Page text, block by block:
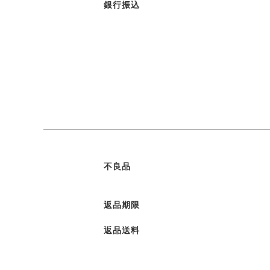
銀行振込
不良品
返品期限
返品送料